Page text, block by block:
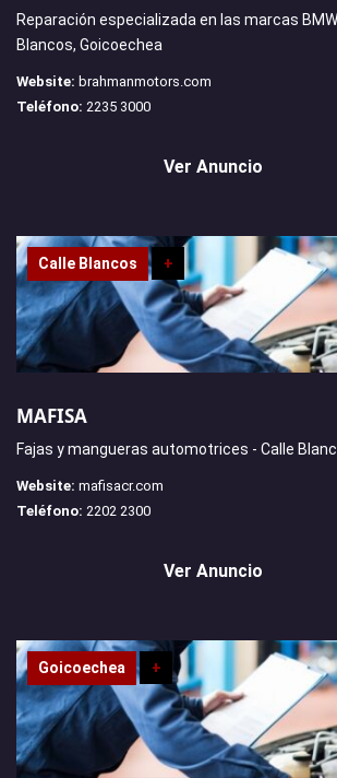
Reparación especializada en las marcas BMW
Blancos, Goicoechea
Website: brahmanmotors.com
Teléfono: 2235 3000
Ver Anuncio
Calle Blancos +
MAFISA
Fajas y mangueras automotrices - Calle
Website: mafisacr.com
Teléfono: 2202 2300
Ver Anuncio
Goicoechea +